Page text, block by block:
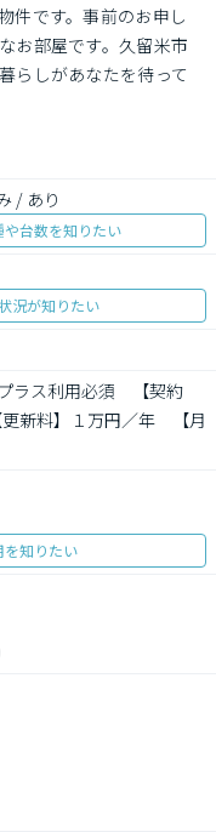
件です。事前のお申し
お部屋です。久留米市
らしがあなたを待って
/ あり
や台数を知りたい
況が知りたい
ラス利用必須　【契約
新料】１万円／年　【月
を知りたい